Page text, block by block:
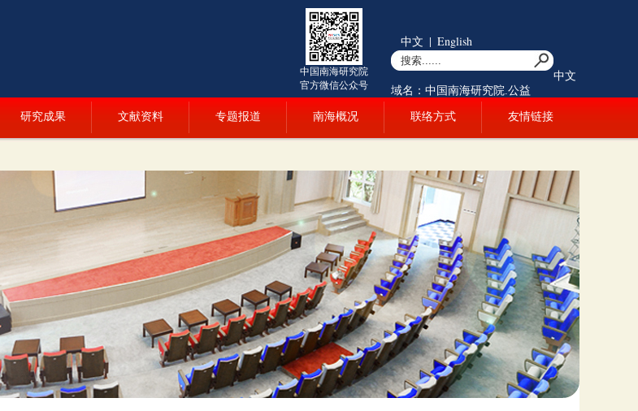
中国南海研究院
官方微信公众号
中文 | English
中文
域名：中国南海研究院.公益
研究成果 文献资料 专题报道 南海概况 联络方式 友情链接